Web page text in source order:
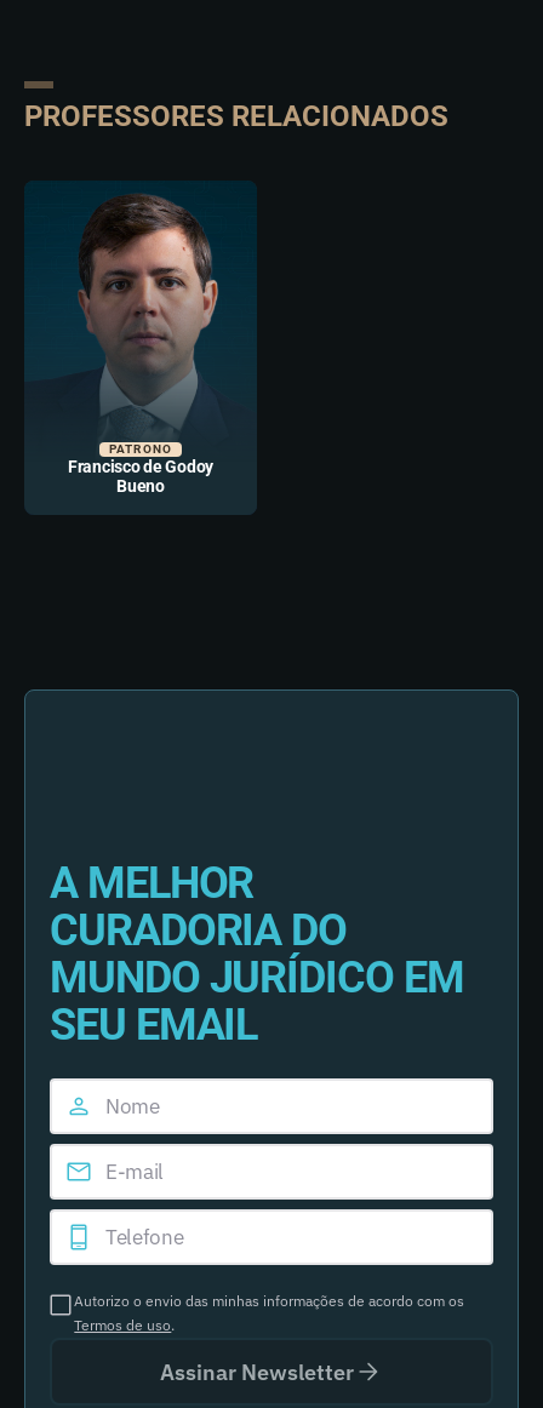
PROFESSORES RELACIONADOS
PATRONO
Francisco de Godoy
Bueno
A MELHOR
CURADORIA DO
MUNDO JURÍDICO EM
SEU EMAIL
Autorizo o envio das minhas informações de acordo com os
Termos de uso.
Assinar Newsletter